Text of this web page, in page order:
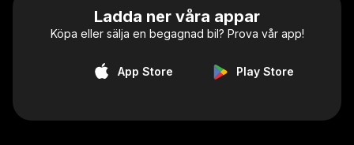
Ladda ner våra appar
Köpa eller sälja en begagnad bil? Prova vår app!
App Store Play Store